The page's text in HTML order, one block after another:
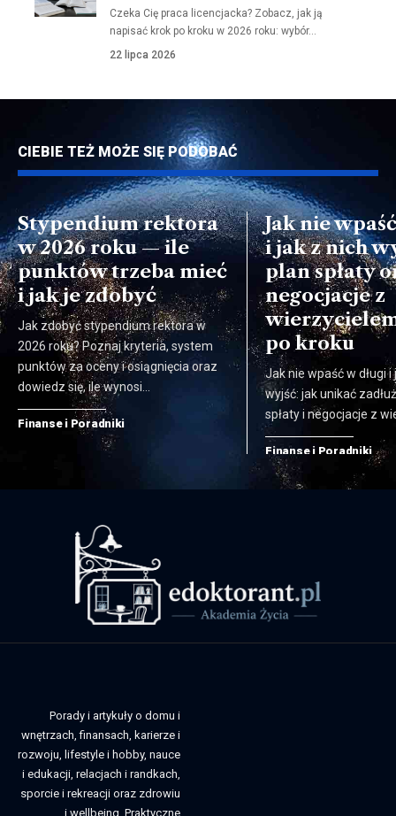
Czeka Cię praca licencjacka? Zobacz, jak ją
napisać krok po kroku w 2026 roku: wybór…
22 lipca 2026
CIEBIE TEŻ MOŻE SIĘ PODOBAĆ
Stypendium rektora
w 2026 roku — ile
punktów trzeba mieć
i jak je zdobyć
Jak zdobyć stypendium rektora w
2026 roku? Poznaj kryteria, system
punktów za oceny i osiągnięcia oraz
dowiedz się, ile wynosi…
Finanse i Poradniki
Jak nie
i jak z nich
plan spłaty
negocjacje z
po kroku
Jak nie wpaść w długi i
wyjść: jak unikać
spłaty i negocjacje z
Finanse i Poradniki
Porady i artykuły o domu i
wnętrzach, finansach, karierze i
rozwoju, lifestyle i hobby, nauce
i edukacji, relacjach i randkach,
sporcie i rekreacji oraz zdrowiu
i wellbeing. Praktyczne